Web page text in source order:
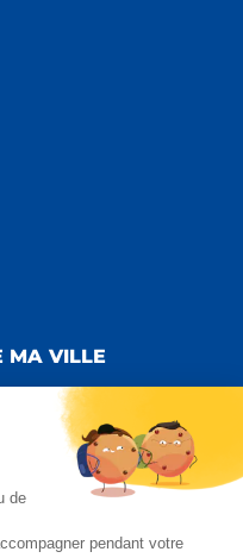
MA VILLE
| Réalisation
de
pendant votre